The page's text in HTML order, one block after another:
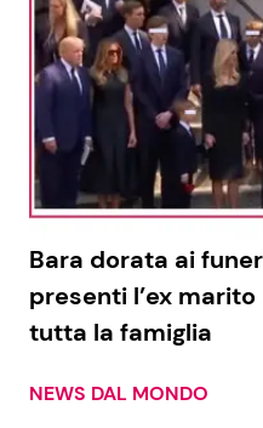
Mondo Mamma
News benessere
Salute
Viaggi e Turismo
Festività
Seguici
Bara dorata ai
presenti l’ex
tutta la famiglia
NEWS DAL MONDO